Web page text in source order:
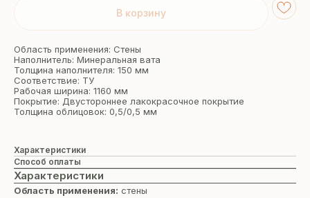
В корзину
Область применения: Стены
Наполнитель: Минеральная вата
Толщина наполнителя: 150 мм
Соответствие: ТУ
Рабочая ширина: 1160 мм
Покрытие: Двустороннее лакокрасочное покрытие
Толщина облицовок: 0,5/0,5 мм
Характеристики
Способ оплаты
Характеристики
Область применения: стены